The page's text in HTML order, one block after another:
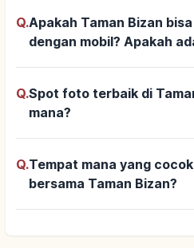
Q.Apakah Taman Bizan
dengan mobil? Apakah
Q.Spot foto terbaik di
mana?
Q.Tempat mana yang
bersama Taman Bizan?